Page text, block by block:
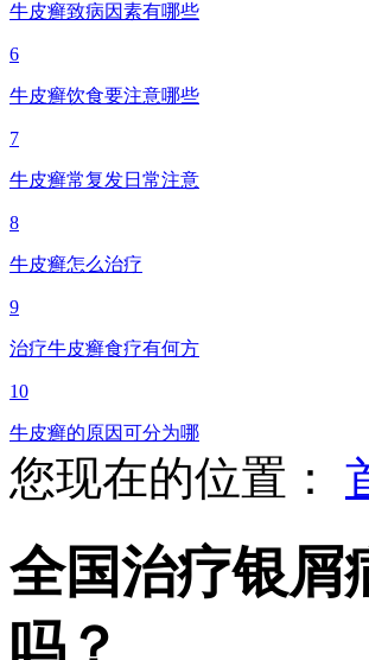
牛皮癣致病因素有哪些
6
牛皮癣饮食要注意哪些
7
牛皮癣常复发日常注意
8
牛皮癣怎么治疗
9
治疗牛皮癣食疗有何方
10
牛皮癣的原因可分为哪
您现在的位置：
全国治疗银屑
吗？